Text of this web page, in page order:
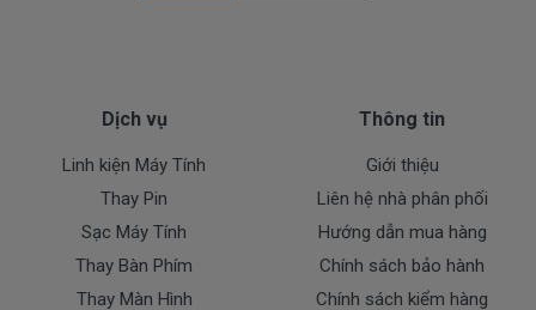
Dịch vụ
Linh kiện Máy Tính
Thay Pin
Sạc Máy Tính
Thay Bàn Phím
Thay Màn Hình
Thông tin
Giới thiệu
Liên hệ nhà phân phối
Hướng dẫn mua hàng
Chính sách bảo hành
Chính sách kiểm hàng